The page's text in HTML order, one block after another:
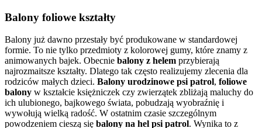
Balony foliowe kształty
Balony już dawno przestały być produkowane w standardowej
formie. To nie tylko przedmioty z kolorowej gumy, które znamy z
animowanych bajek. Obecnie balony z helem przybierają
najrozmaitsze kształty. Dlatego tak często realizujemy zlecenia dla
rodziców małych dzieci. Balony urodzinowe psi patrol, foliowe
balony w kształcie księżniczek czy zwierzątek zbliżają maluchy do
ich ulubionego, bajkowego świata, pobudzają wyobraźnię i
wywołują wielką radość. W ostatnim czasie szczególnym
powodzeniem cieszą się balony na hel psi patrol. Wynika to z